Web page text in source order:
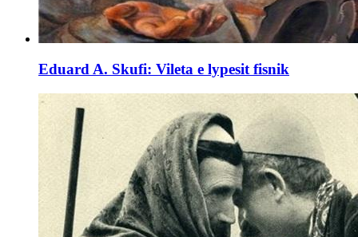
Eduard A. Skufi: Vileta e lypesit fisnik